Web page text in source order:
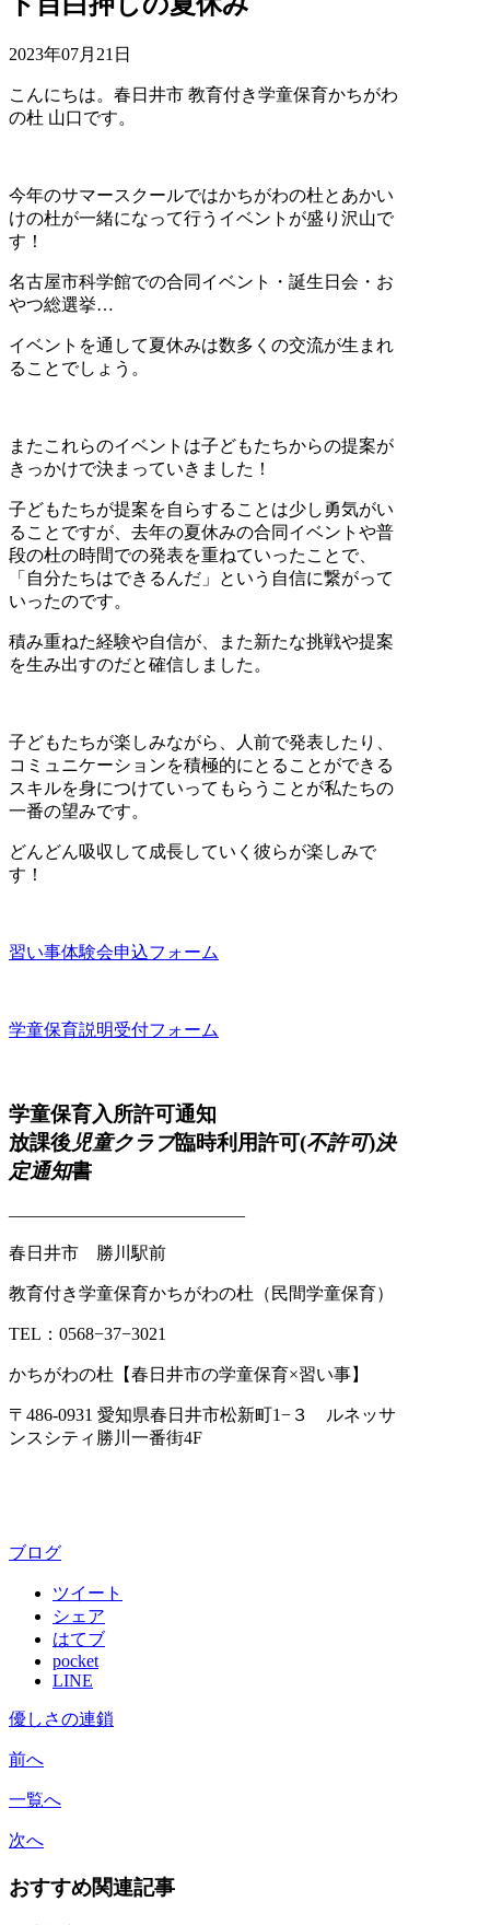
2023年07月21日
こんにちは。春日井市 教育付き学童保育かちがわ
の杜 山口です。
今年のサマースクールではかちがわの杜とあかい
けの杜が一緒になって行うイベントが盛り沢山で
す！
名古屋市科学館での合同イベント・誕生日会・お
やつ総選挙…
イベントを通して夏休みは数多くの交流が生まれ
ることでしょう。
またこれらのイベントは子どもたちからの提案が
きっかけで決まっていきました！
子どもたちが提案を自らすることは少し勇気がい
ることですが、去年の夏休みの合同イベントや普
段の杜の時間での発表を重ねていったことで、
「自分たちはできるんだ」という自信に繋がって
いったのです。
積み重ねた経験や自信が、また新たな挑戦や提案
を生み出すのだと確信しました。
子どもたちが楽しみながら、人前で発表したり、
コミュニケーションを積極的にとることができる
スキルを身につけていってもらうことが私たちの
一番の望みです。
どんどん吸収して成長していく彼らが楽しみで
す！
習い事体験会申込フォーム
学童保育説明受付フォーム
学童保育入所許可通知
放課後 児童クラブ臨時利用許可(不許可)決
定通知書
—————————————–
春日井市 勝川駅前
教育付き学童保育かちがわの杜（民間学童保育）
TEL：0568−37−3021
かちがわの杜【春日井市の学童保育×習い事】
〒486-0931 愛知県春日井市松新町1−３ ルネッサ
ンスシティ勝川一番街4F
ブログ
ツイート
シェア
はてブ
pocket
LINE
優しさの連鎖
前へ
一覧へ
次へ
おすすめ関連記事